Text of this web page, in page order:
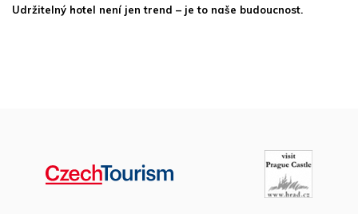
Udržitelný hotel není jen trend – je to naše budoucnost.